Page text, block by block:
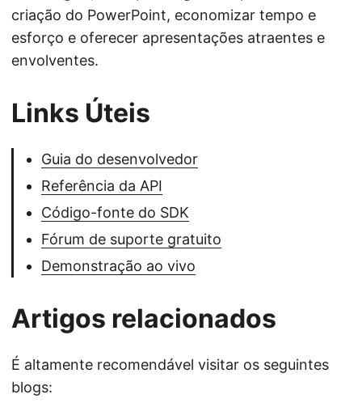
criação do PowerPoint, economizar tempo e
esforço e oferecer apresentações atraentes e
envolventes.
Links Úteis
Guia do desenvolvedor
Referência da API
Código-fonte do SDK
Fórum de suporte gratuito
Demonstração ao vivo
Artigos relacionados
É altamente recomendável visitar os seguintes
blogs: